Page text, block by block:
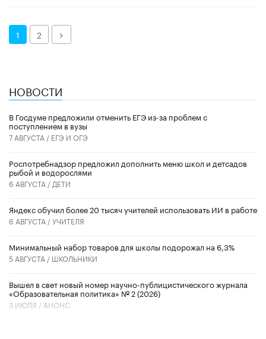
1 2 Далее
НОВОСТИ
В Госдуме предложили отменить ЕГЭ из-за проблем с
поступлением в вузы
7 АВГУСТА / ЕГЭ И ОГЭ
Роспотребнадзор предложил дополнить меню школ и детсадов
рыбой и водорослями
6 АВГУСТА / ДЕТИ
​Яндекс обучил более 20 тысяч учителей использовать ИИ в работе
6 АВГУСТА /УЧИТЕЛЯ
Минимальный набор товаров для школы подорожал на 6,3%
5 АВГУСТА / ШКОЛЬНИКИ
Вышел в свет новый номер научно-публицистического журнала
«Образовательная политика» № 2 (2026)
3 ИЮЛЯ / АНОНС